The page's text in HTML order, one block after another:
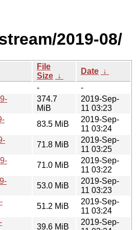
2019-08/
File
Size ↓
Date ↓
-
-
374.7
MiB
2019-Sep-
11 03:23
83.5 MiB
2019-Sep-
11 03:24
71.8 MiB
2019-Sep-
11 03:25
71.0 MiB
2019-Sep-
11 03:22
53.0 MiB
2019-Sep-
11 03:23
51.2 MiB
2019-Sep-
11 03:24
39.6 MiB
2019-Sep-